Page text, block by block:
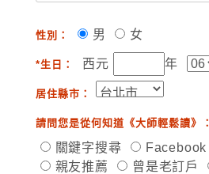
性別： 男 女
*生日： 西元 年
居住縣市：
請問您是從何知道《大師輕鬆讀》：
關鍵字搜尋 Facebook
親友推薦
曾是老訂戶